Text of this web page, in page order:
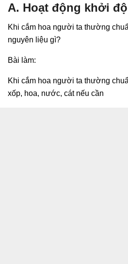
A. Hoạt động khởi
Khi cắm hoa người ta thường
nguyên liệu gì?
Bài làm:
Khi cắm hoa người ta thường
xốp, hoa, nước, cát nếu cần